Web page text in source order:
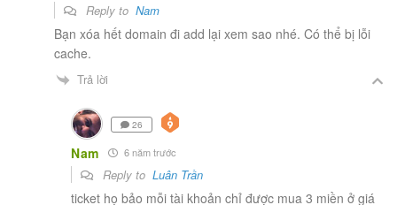
Reply toNam
Bạn xóa hết domain đi add lại xem sao nhé. Có thể bị lỗi
cache.
Trả lời
26
Nam 6 năm trước
Reply to Luân Trần
ticket họ bảo mỗi tài khoản chỉ được mua 3 miền ở giá